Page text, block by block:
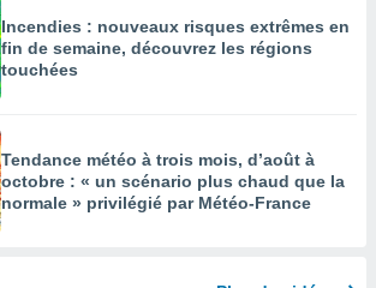
Incendies : nouveaux risques extrêmes en
fin de semaine, découvrez les régions
touchées
Tendance météo à trois mois, d’août à
octobre : « un scénario plus chaud que la
normale » privilégié par Météo-France